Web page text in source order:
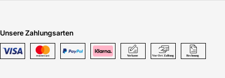
Unsere Zahlungsarten